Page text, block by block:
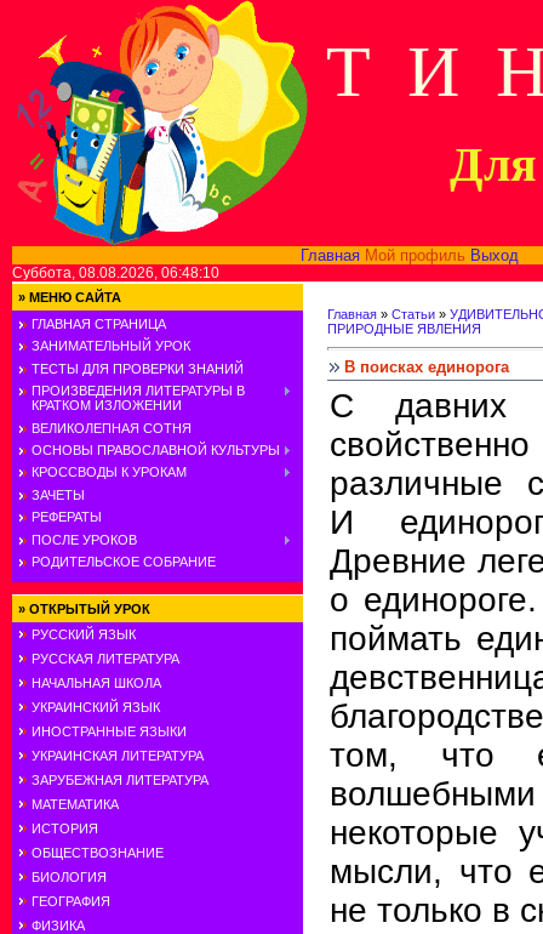
Т И
Для
Главная Мой профиль Выход
Суббота, 08.08.2026, 06:48:10
» МЕНЮ САЙТА
ГЛАВНАЯ СТРАНИЦА
ЗАНИМАТЕЛЬНЫЙ УРОК
ТЕСТЫ ДЛЯ ПРОВЕРКИ ЗНАНИЙ
ПРОИЗВЕДЕНИЯ ЛИТЕРАТУРЫ В
КРАТКОМ ИЗЛОЖЕНИИ
ВЕЛИКОЛЕПНАЯ СОТНЯ
ОСНОВЫ ПРАВОСЛАВНОЙ КУЛЬТУРЫ
КРОССВОДЫ К УРОКАМ
ЗАЧЕТЫ
РЕФЕРАТЫ
ПОСЛЕ УРОКОВ
РОДИТЕЛЬСКОЕ СОБРАНИЕ
» ОТКРЫТЫЙ УРОК
РУССКИЙ ЯЗЫК
РУССКАЯ ЛИТЕРАТУРА
НАЧАЛЬНАЯ ШКОЛА
УКРАИНСКИЙ ЯЗЫК
ИНОСТРАННЫЕ ЯЗЫКИ
УКРАИНСКАЯ ЛИТЕРАТУРА
ЗАРУБЕЖНАЯ ЛИТЕРАТУРА
МАТЕМАТИКА
ИСТОРИЯ
ОБЩЕСТВОЗНАНИЕ
БИОЛОГИЯ
ГЕОГРАФИЯ
ФИЗИКА
Главная » Статьи »
ПРИРОДНЫЕ ЯВЛЕНИЯ
В поисках единорога
С давних
различные
И
Древние
о
поймать
том, что
волшебными
некоторые
мысли, что
не только в